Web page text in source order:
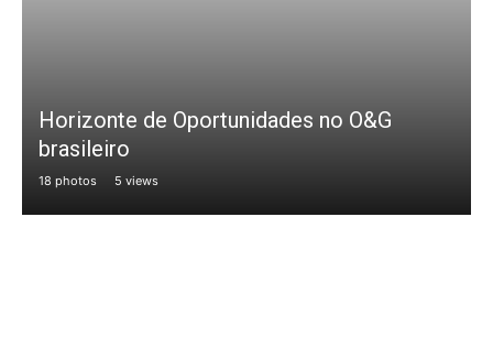
Horizonte de Oportunidades no O&G
brasileiro
18 photos 5 views